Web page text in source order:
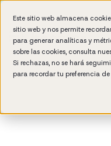
Este sitio web almacena
sitio web y nos permite
para generar analíticas y
sobre las cookies, consulta
Si rechazas, no se hará
para recordar tu preferencia